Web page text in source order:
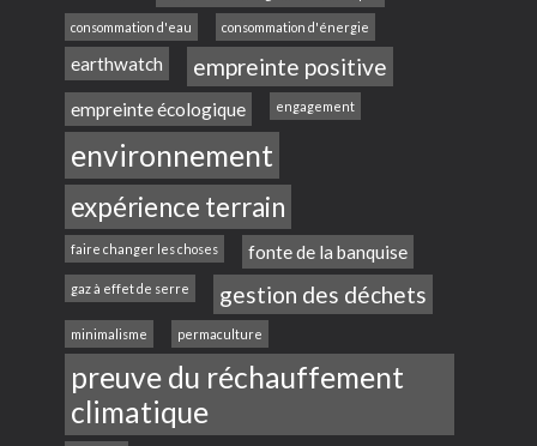
consommation d'eau consommation d'énergie
earthwatch empreinte positive
empreinte écologique engagement
environnement
expérience terrain
faire changer les choses fonte de la banquise
gaz à effet de serre gestion des déchets
minimalisme permaculture
preuve du réchauffement
climatique